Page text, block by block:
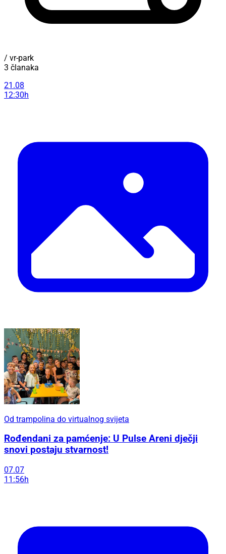
/ vr-park
3 članaka
21.08
12:30h
Od trampolina do virtualnog svijeta
Rođendani za pamćenje: U Pulse Areni dječji
snovi postaju stvarnost!
07.07
11:56h